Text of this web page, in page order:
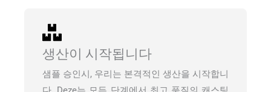
생산이 시작됩니다
샘플 승인시, 우리는 본격적인 생산을 시작합니